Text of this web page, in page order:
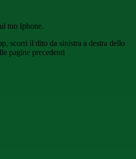
tuo Iphone.
scorri il dito da sinistra a destra dello
pagine precedenti